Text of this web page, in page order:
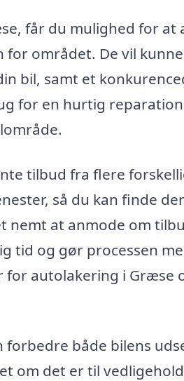
får du mulighed for at
området. De vil
bil, samt et
for en hurtig
tilbud fra flere
så du kan finde
nemt at anmode om
tid og gør processen
autolakering i Græse
både bilens
om det er til